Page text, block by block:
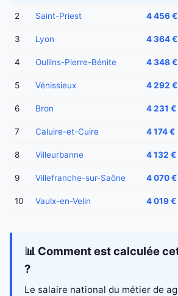
2 Saint-Priest 4 456 €
3 Lyon 4 364 €
4 Oullins-Pierre-Bénite 4 348 €
5 Vénissieux 4 292 €
6 Bron 4 231 €
7 Caluire-et-Cuire 4 174 €
8 Villeurbanne 4 132 €
9 Villefranche-sur-Saône 4 070 €
10 Vaulx-en-Velin 4 019 €
📊 Comment est calculée
?
Le salaire national du métier de